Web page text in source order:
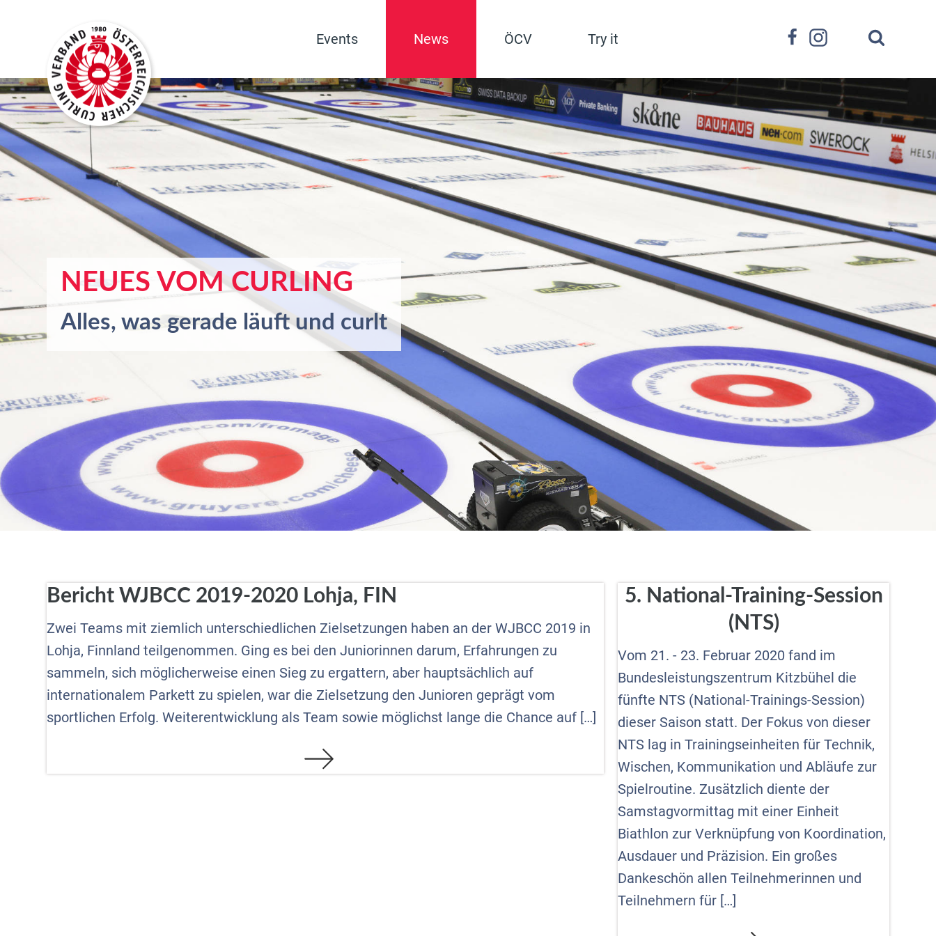
Events News ÖCV Try it
NEUES VOM CURLING
Alles, was gerade läuft und curlt
Bericht WJBCC 2019-2020 Lohja, FIN
Zwei Teams mit ziemlich unterschiedlichen Zielsetzungen haben an der WJBCC 2019 in
Lohja, Finnland teilgenommen. Ging es bei den Juniorinnen darum, Erfahrungen zu
sammeln, sich möglicherweise einen Sieg zu ergattern, aber hauptsächlich auf
internationalem Parkett zu spielen, war die Zielsetzung den Junioren geprägt vom
sportlichen Erfolg. Weiterentwicklung als Team sowie möglichst lange die Chance auf […]
5. National-Training-Session
(NTS)
Vom 21. - 23. Februar 2020 fand im
Bundesleistungszentrum Kitzbühel die
fünfte NTS (National-Trainings-Session)
dieser Saison statt. Der Fokus von dieser
NTS lag in Trainingseinheiten für Technik,
Wischen, Kommunikation und Abläufe zur
Spielroutine. Zusätzlich diente der
Samstagvormittag mit einer Einheit
Biathlon zur Verknüpfung von Koordination,
Ausdauer und Präzision. Ein großes
Dankeschön allen Teilnehmerinnen und
Teilnehmern für […]